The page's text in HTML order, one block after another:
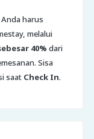
harus
melalui
40% dari
Sisa
saat Check In.